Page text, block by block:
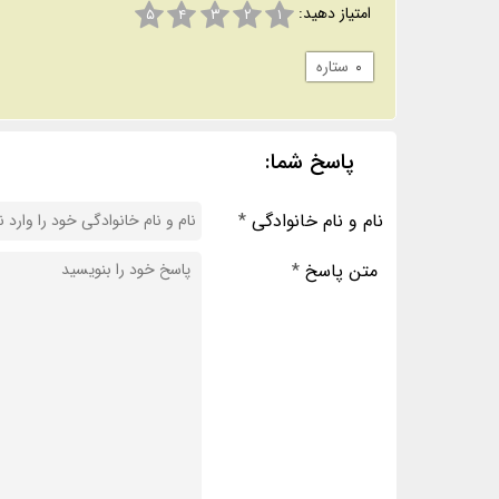
امتیاز دهید: ۱ ۲ ۳ ۴ ۵
۰ ستاره
پاسخ شما:
نام و نام خانوادگی *
متن پاسخ *